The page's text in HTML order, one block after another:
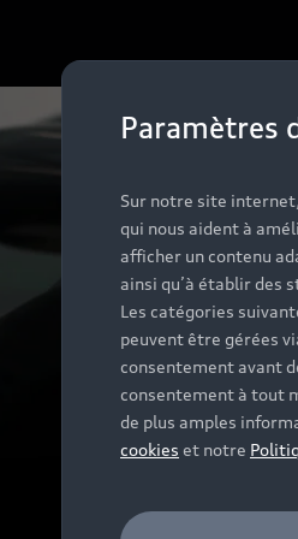
Paramètres
Sur notre site
qui nous aident à
afficher un contenu
ainsi qu’à établir des
Les catégories
peuvent être gérées
consentement avant
consentement à tout
de plus amples
cookies et notre